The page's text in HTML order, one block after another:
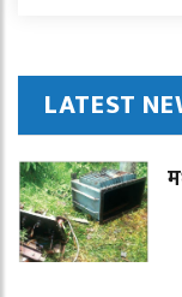
LATEST